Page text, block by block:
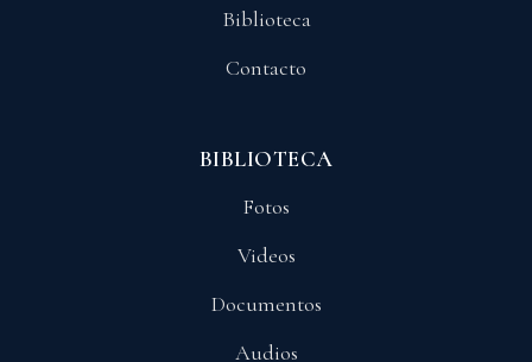
Biblioteca
Contacto
BIBLIOTECA
Fotos
Videos
Documentos
Audios